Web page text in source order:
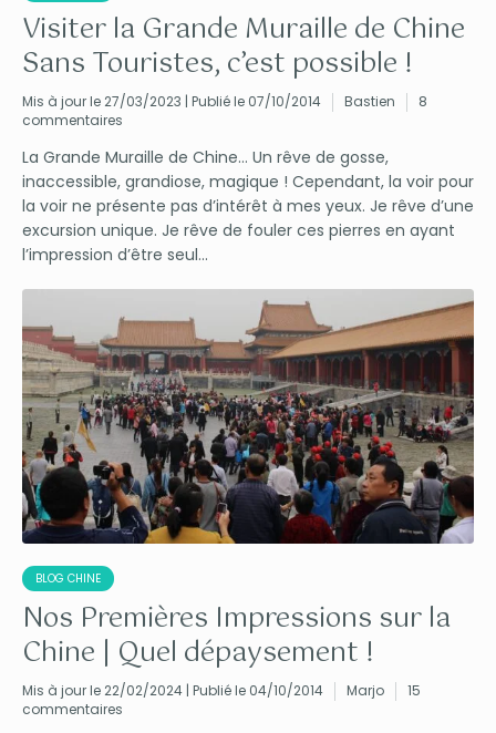
Visiter la Grande Muraille de Chine
Sans Touristes, c’est possible !
Mis à jour le 27/03/2023 | Publié le 07/10/2014 Bastien
8
commentaires
La Grande Muraille de Chine… Un rêve de gosse,
inaccessible, grandiose, magique ! Cependant, la voir pour
la voir ne présente pas d’intérêt à mes yeux. Je rêve d’une
excursion unique. Je rêve de fouler ces pierres en ayant
l’impression d’être seul...
BLOG CHINE
Nos Premières Impressions sur la
Chine | Quel dépaysement !
Mis à jour le 22/02/2024 | Publié le 04/10/2014 Marjo
15
commentaires